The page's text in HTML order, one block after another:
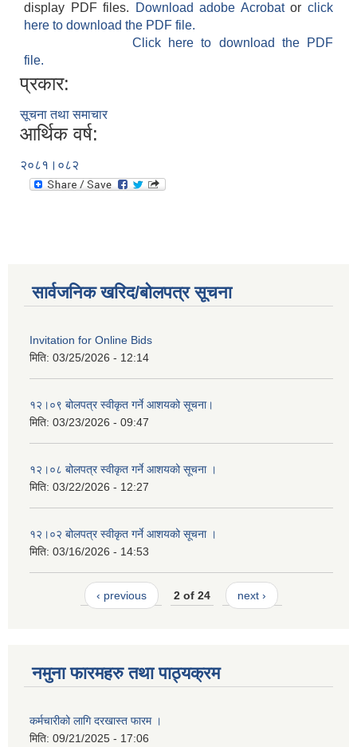
display PDF files.
Download adobe Acrobatorclick
here to download the PDF file.
Click here to download the PDF
file.
प्रकार:
सूचना तथा समाचार
आर्थिक वर्ष:
२०८१।०८२
सार्वजनिक खरिद/बोलपत्र सूचना
Invitation for Online Bids
मिति: 03/25/2026 - 12:14
१२।०९ बोलपत्र स्वीकृत गर्ने आशयको सूचना।
मिति: 03/23/2026 - 09:47
१२।०८ बोलपत्र स्वीकृत गर्ने आशयको सूचना ।
मिति: 03/22/2026 - 12:27
१२।०२ बोलपत्र स्वीकृत गर्ने आशयको सूचना ।
मिति: 03/16/2026 - 14:53
‹ previous 2 of 24 next ›
नमुना फारमहरु तथा पाठ्यक्रम
कर्मचारीको लागि दरखास्त फारम ।
मिति: 09/21/2025 - 17:06